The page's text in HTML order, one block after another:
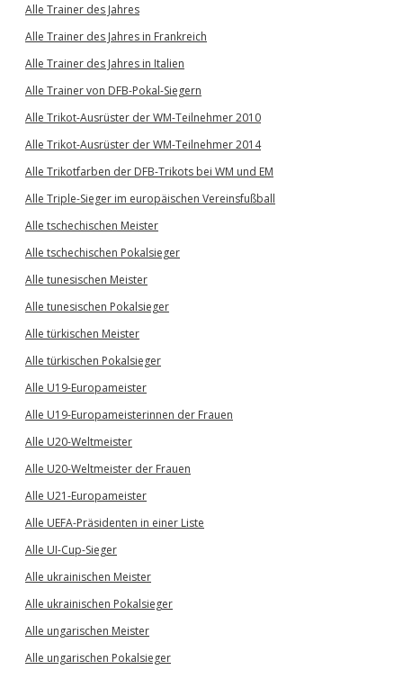
Alle Trainer des Jahres
Alle Trainer des Jahres in Frankreich
Alle Trainer des Jahres in Italien
Alle Trainer von DFB-Pokal-Siegern
Alle Trikot-Ausrüster der WM-Teilnehmer 2010
Alle Trikot-Ausrüster der WM-Teilnehmer 2014
Alle Trikotfarben der DFB-Trikots bei WM und EM
Alle Triple-Sieger im europäischen Vereinsfußball
Alle tschechischen Meister
Alle tschechischen Pokalsieger
Alle tunesischen Meister
Alle tunesischen Pokalsieger
Alle türkischen Meister
Alle türkischen Pokalsieger
Alle U19-Europameister
Alle U19-Europameisterinnen der Frauen
Alle U20-Weltmeister
Alle U20-Weltmeister der Frauen
Alle U21-Europameister
Alle UEFA-Präsidenten in einer Liste
Alle UI-Cup-Sieger
Alle ukrainischen Meister
Alle ukrainischen Pokalsieger
Alle ungarischen Meister
Alle ungarischen Pokalsieger